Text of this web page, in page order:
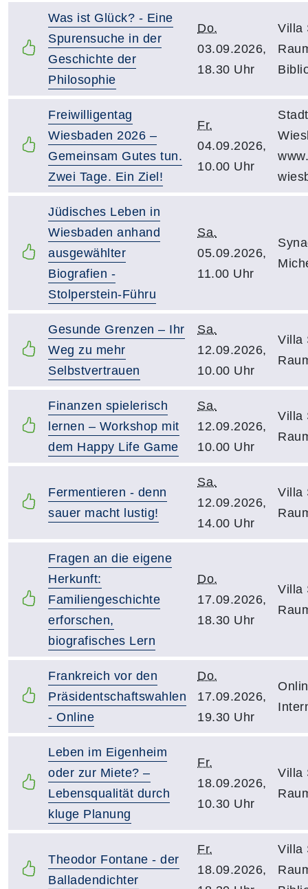
Was ist Glück? - Eine
Spurensuche in der
Geschichte der
Philosophie
Do.
03.09.2026,
18.30 Uhr
Villa
Freiwilligentag
Wiesbaden 2026 –
Gemeinsam Gutes tun.
Zwei Tage. Ein Ziel!
Fr.
04.09.2026,
10.00 Uhr
Jüdisches Leben in
Wiesbaden anhand
ausgewählter
Biografien -
Stolperstein-Führu
Sa.
05.09.2026,
11.00 Uhr
Gesunde Grenzen – Ihr
Weg zu mehr
Selbstvertrauen
Sa.
12.09.2026,
10.00 Uhr
Villa
Finanzen spielerisch
lernen – Workshop mit
dem Happy Life Game
Sa.
12.09.2026,
10.00 Uhr
Villa
Fermentieren - denn
sauer macht lustig!
Sa.
12.09.2026,
14.00 Uhr
Villa
Fragen an die eigene
Herkunft:
Familiengeschichte
erforschen,
biografisches Lern
Do.
17.09.2026,
18.30 Uhr
Villa
Frankreich vor den
Präsidentschaftswahlen
- Online
Do.
17.09.2026,
19.30 Uhr
Leben im Eigenheim
oder zur Miete? –
Lebensqualität durch
kluge Planung
Fr.
18.09.2026,
10.30 Uhr
Villa
Theodor Fontane - der
Balladendichter
Fr.
18.09.2026,
Villa